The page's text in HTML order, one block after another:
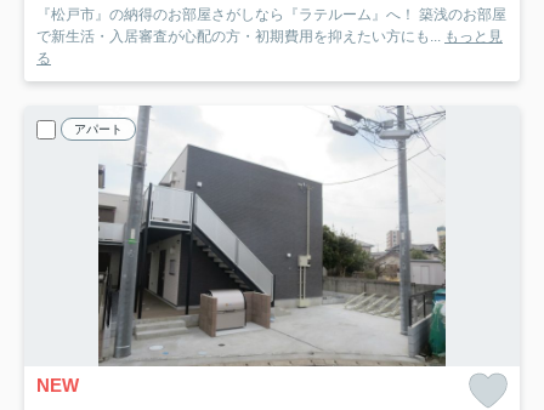
『松戸市』の納得のお部屋さがしなら『ラテルーム』へ！ 築浅のお部屋
で新生活・入居審査が心配の方・初期費用を抑えたい方にも... もっと見
る
アパート
NEW